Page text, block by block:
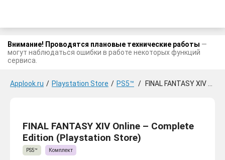
Внимание! Проводятся плановые технические работы —
могут наблюдаться ошибки в работе некоторых функций
сервиса.
Applook.ru / Playstation Store / PS5™ / FINAL FANTASY XIV Online - Complete Edition
FINAL FANTASY XIV Online – Complete
Edition (Playstation Store)
PS5™ Комплект